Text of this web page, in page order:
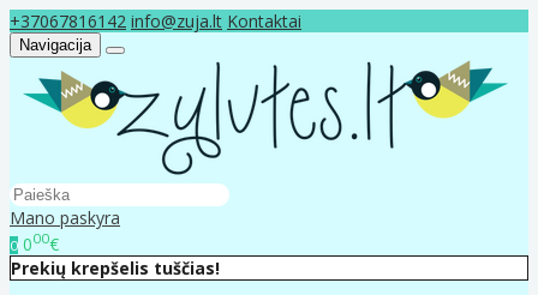
+37067816142 info@zuja.lt Kontaktai
Navigacija
Mano paskyra
0 000€
Prekių krepšelis tuščias!